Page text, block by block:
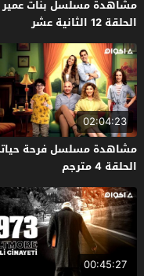
مشاهدة مسلسل بنات عمير
الحلقة 12 الثانية عشر
02:04:23
مشاهدة مسلسل فرحة
الحلقة 4 مترجم
00:45:27